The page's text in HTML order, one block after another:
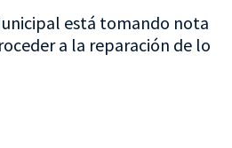
está tomando nota
a la reparación de lo